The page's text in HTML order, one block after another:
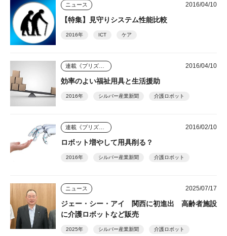
ニュース 2016/04/10
【特集】見守りシステム性能比較
2016年 ICT ケア
2016/04/10
効率のよい福祉用具と生活援助
2016年 シルバー産業新聞 介護ロボット
2016/02/10
ロボット増やして用具削る？
2016年 シルバー産業新聞 介護ロボット
ニュース 2025/07/17
ジェー・シー・アイ 関西に初進出 高齢者施設
に介護ロボットなど販売
2025年 シルバー産業新聞 介護ロボット